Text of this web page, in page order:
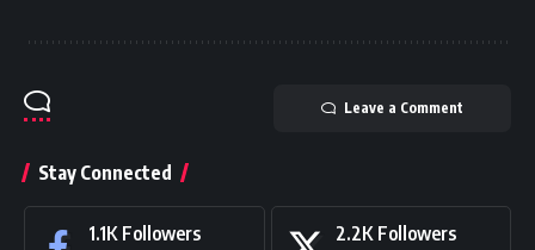
Leave a Comment
Stay Connected
1.1K Followers 2.2K Followers